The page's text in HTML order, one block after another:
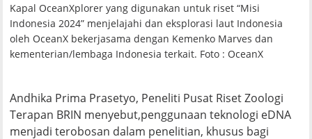
Kapal OceanXplorer yang digunakan untuk riset “Misi
Indonesia 2024” menjelajahi dan eksplorasi laut Indonesia
oleh OceanX bekerjasama dengan Kemenko Marves dan
kementerian/lembaga Indonesia terkait. Foto : OceanX
Andhika Prima Prasetyo, Peneliti Pusat Riset Zoologi
Terapan BRIN menyebut,penggunaan teknologi eDNA
menjadi terobosan dalam penelitian, khusus bagi